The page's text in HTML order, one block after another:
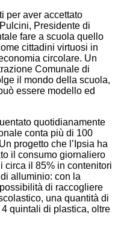
per aver accettato
Presidente di
fare a scuola quello
cittadini virtuosi in
circolare. Un
Comunale di
il mondo della scuola,
essere modello ed
quotidianamente
conta più di 100
progetto che l’Ipsia ha
il consumo giornaliero
circa il 85% in contenitori
alluminio: con la
di raccogliere
una quantità di
quintali di plastica, oltre